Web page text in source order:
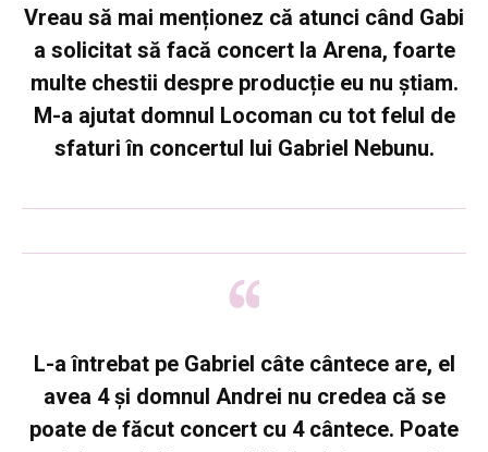
Vreau să mai menționez că atunci când Gabi
a solicitat să facă concert la Arena, foarte
multe chestii despre producție eu nu știam.
M-a ajutat domnul Locoman cu tot felul de
sfaturi în concertul lui Gabriel Nebunu.
L-a întrebat pe Gabriel câte cântece are, el
avea 4 și domnul Andrei nu credea că se
poate de făcut concert cu 4 cântece. Poate